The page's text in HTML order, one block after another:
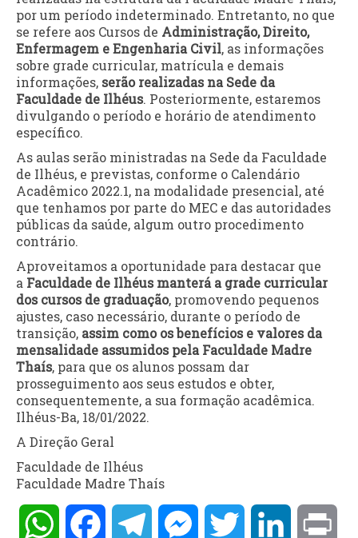
por um período indeterminado. Entretanto, no que
se refere aos Cursos de Administração, Direito,
Enfermagem e Engenharia Civil, as informações
sobre grade curricular, matrícula e demais
informações, serão realizadas na Sede da
Faculdade de Ilhéus. Posteriormente, estaremos
divulgando o período e horário de atendimento
específico.
As aulas serão ministradas na Sede da Faculdade
de Ilhéus, e previstas, conforme o Calendário
Acadêmico 2022.1, na modalidade presencial, até
que tenhamos por parte do MEC e das autoridades
públicas da saúde, algum outro procedimento
contrário.
Aproveitamos a oportunidade para destacar que
a Faculdade de Ilhéus manterá a grade curricular
dos cursos de graduação, promovendo pequenos
ajustes, caso necessário, durante o período de
transição, assim como os benefícios e valores da
mensalidade assumidos pela Faculdade Madre
Thaís, para que os alunos possam dar
prosseguimento aos seus estudos e obter,
consequentemente, a sua formação acadêmica.
Ilhéus-Ba, 18/01/2022.
A Direção Geral
Faculdade de Ilhéus
Faculdade Madre Thaís
WhatsAppFacebookTelegramMessengerTwitter LinkedIn